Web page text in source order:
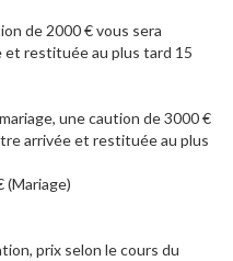
de 2000 € vous sera
et restituée au plus tard 15
une caution de 3000 €
arrivée et restituée au plus
(Mariage)
prix selon le cours du